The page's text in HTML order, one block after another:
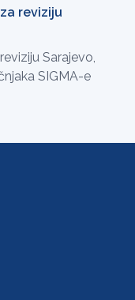
reviziju
Sarajevo,
SIGMA-e